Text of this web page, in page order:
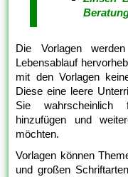
Die Vorlagen
Lebensablauf
mit den Vorlagen
Diese eine leere
Sie wahrscheinlich
hinzufügen und
möchten.
Vorlagen können
und großen